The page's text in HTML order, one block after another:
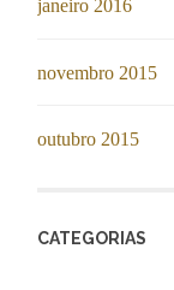
janeiro 2016
novembro 2015
outubro 2015
CATEGORIAS